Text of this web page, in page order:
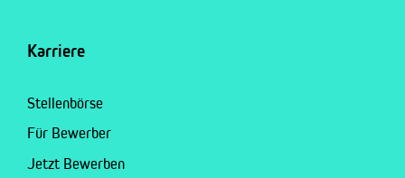
Karriere
Stellenbörse
Für Bewerber
Jetzt Bewerben